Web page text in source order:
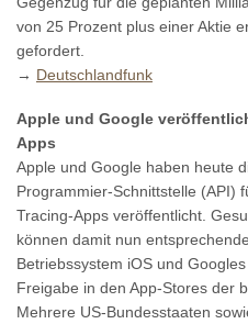
von 25 Prozent plus einer Aktie
gefordert.
→ Deutschlandfunk
Apple und Google
Apps
Apple und Google haben heute
Programmier-Schnittstelle (API)
Tracing-Apps veröffentlicht.
können damit nun
Betriebssystem iOS und
Freigabe in den App-Stores der
Mehrere US-Bundesstaaten